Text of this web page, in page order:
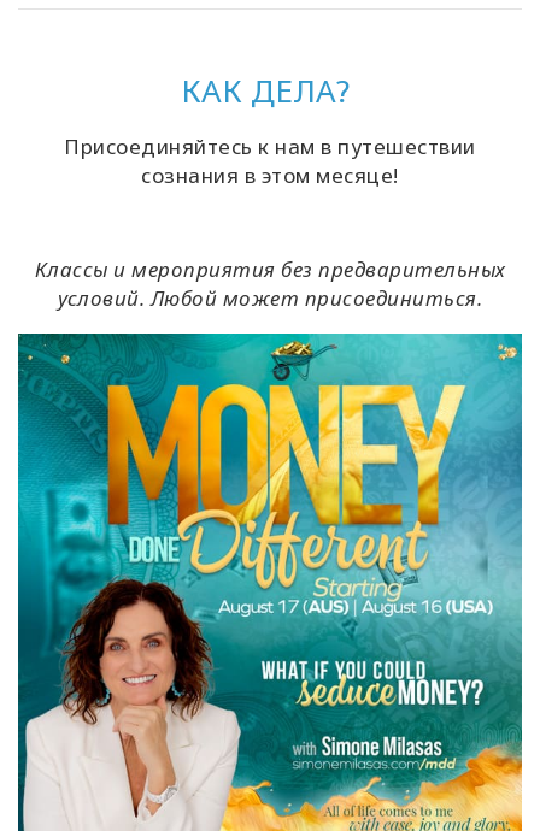
КАК ДЕЛА?
Присоединяйтесь к нам в путешествии
сознания в этом месяце!
Классы и мероприятия без предварительных
условий. Любой может присоединиться.